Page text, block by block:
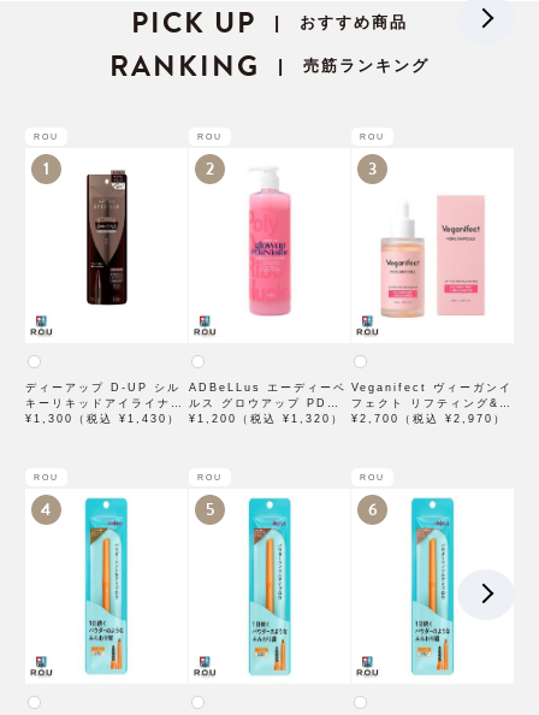
PICK UP | おすすめ商品
RANKING | 売筋ランキング
ROU
1
ディーアップ D-UP シル
キーリキッドアイライナー
WP ブラウンブラック
¥1,300（税込 ¥1,430）
ROU
2
ADBeLLus エーディーベ
ルス グロウアップ PDRN
ローション 500mL
¥1,200（税込 ¥1,320）
ROU
3
Veganifect ヴィーガンイ
フェクト リフティング&バ
ランシング フィグチェス
¥2,700（税込 ¥2,970）
ROU
4
ROU
5
ROU
6